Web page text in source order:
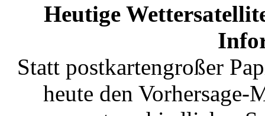
Heutige
Statt postkartengroßer
heute den